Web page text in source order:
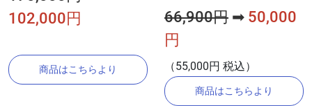
102,000円
商品はこちらより
66,900円 ➡ 50,000
円
（55,000円 税込）
商品はこちらより